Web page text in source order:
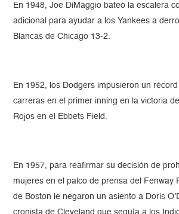
En 1948, Joe DiMaggio bateó la escalera
adicional para ayudar a los Yankees a
Blancas de Chicago 13-2.
En 1952, los Dodgers impusieron un
carreras en el primer inning en la victoria
Rojos en el Ebbets Field.
En 1957, para reafirmar su decisión de
mujeres en el palco de prensa del Fenway
de Boston le negaron un asiento a Doris
cronista de Cleveland que seguía a los